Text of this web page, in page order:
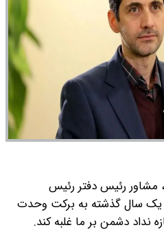
، مشاور رئیس‌ دفتر رئیس
یک سال گذشته به برکت وحدت
نداد دشمن بر ما غلبه کند.